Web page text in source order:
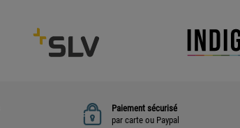
Paiement sécurisé
par carte ou Paypal